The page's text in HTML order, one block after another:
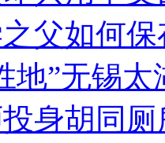
父如何
地”无锡
身胡同